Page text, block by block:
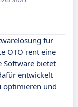
für
OTO rent eine
Software bietet
entwickelt
optimieren und